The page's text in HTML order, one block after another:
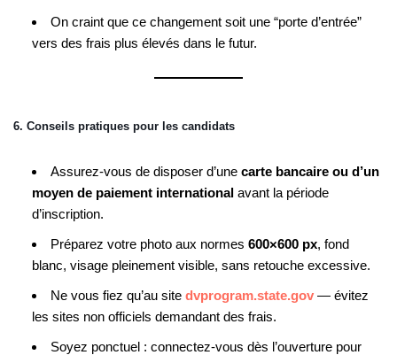
On craint que ce changement soit une “porte d’entrée”
vers des frais plus élevés dans le futur.
6. Conseils pratiques pour les candidats
Assurez-vous de disposer d’une carte bancaire ou d’un
moyen de paiement international avant la période
d’inscription.
Préparez votre photo aux normes 600×600 px, fond
blanc, visage pleinement visible, sans retouche excessive.
Ne vous fiez qu’au site dvprogram.state.gov — évitez
les sites non officiels demandant des frais.
Soyez ponctuel : connectez-vous dès l’ouverture pour